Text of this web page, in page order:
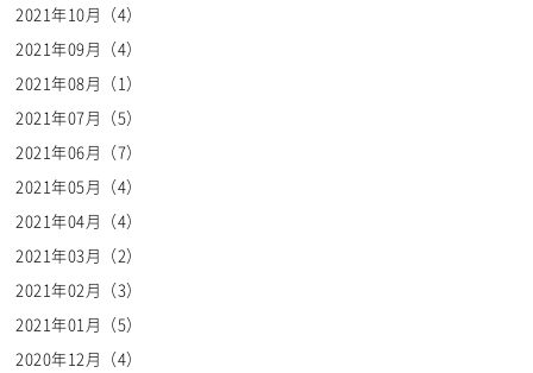
2021年10月（4）
2021年09月（4）
2021年08月（1）
2021年07月（5）
2021年06月（7）
2021年05月（4）
2021年04月（4）
2021年03月（2）
2021年02月（3）
2021年01月（5）
2020年12月（4）